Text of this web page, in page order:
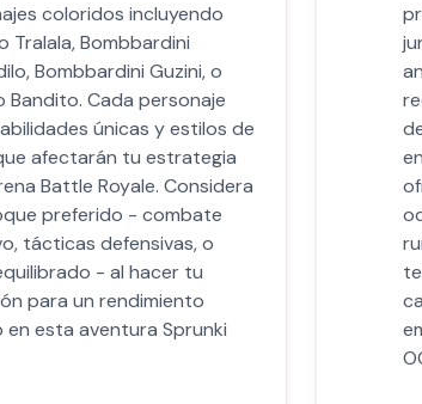
coloridos incluyendo
Tralala, Bombbardini
Bombbardini Guzini, o
Bandito. Cada personaje
únicas y estilos de
afectarán tu estrategia
Battle Royale. Considera
preferido - combate
tácticas defensivas, o
- al hacer tu
para un rendimiento
esta aventura Sprunki